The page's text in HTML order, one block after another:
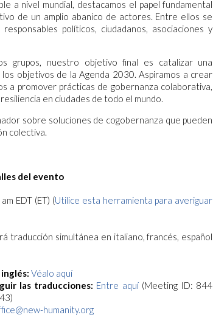
a nivel mundial, destacamos el papel fundamental
de un amplio abanico de actores. Entre ellos se
políticos, ciudadanos, asociaciones y
grupos, nuestro objetivo final es catalizar una
objetivos de la Agenda 2030. Aspiramos a crear
a promover prácticas de gobernanza colaborativa,
en ciudades de todo el mundo.
sobre soluciones de cogobernanza que pueden
colectiva.
del evento
EDT (ET) (Utilice esta herramienta para averiguar
traducción simultánea en italiano, francés, español
Véalo aquí
las traducciones: Entre aquí(Meeting ID: 844
humanity.org